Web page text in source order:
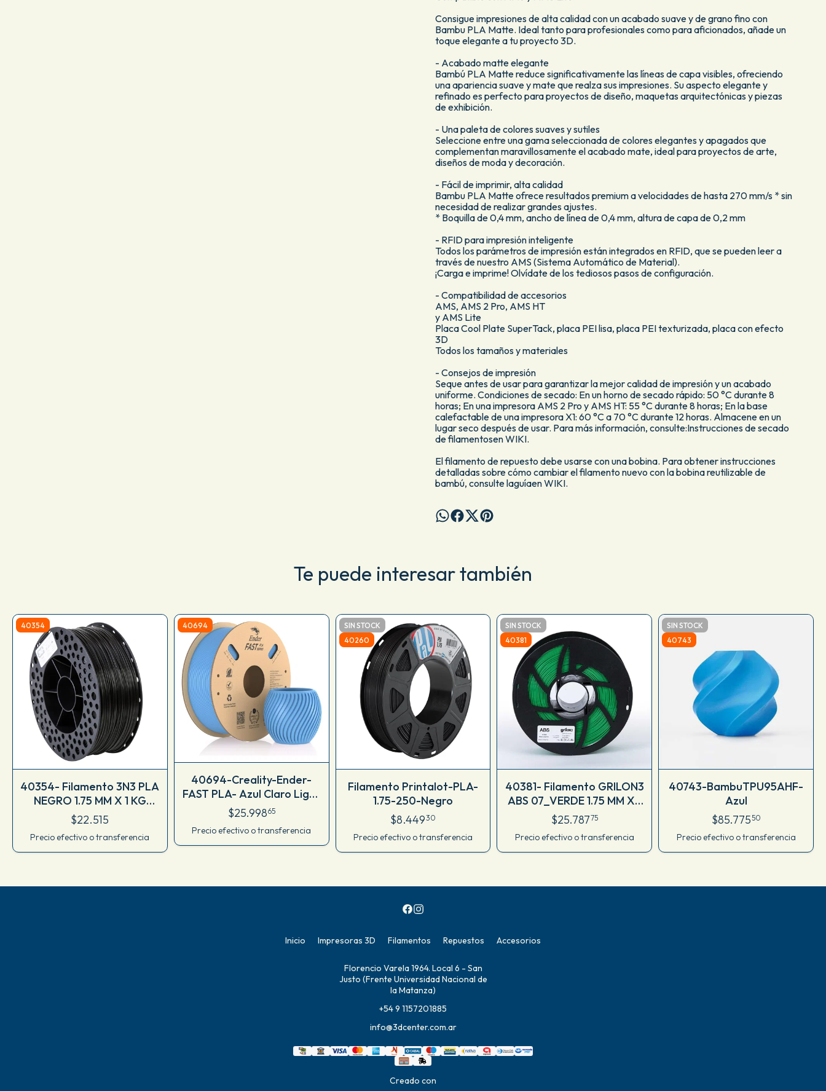
Consigue impresiones de alta calidad con un acabado suave y de grano fino con
Bambu PLA Matte. Ideal tanto para profesionales como para aficionados, añade un
toque elegante a tu proyecto 3D.
- Acabado matte elegante
Bambú PLA Matte reduce significativamente las líneas de capa visibles, ofreciendo
una apariencia suave y mate que realza sus impresiones. Su aspecto elegante y
refinado es perfecto para proyectos de diseño, maquetas arquitectónicas y piezas
de exhibición.
- Una paleta de colores suaves y sutiles
Seleccione entre una gama seleccionada de colores elegantes y apagados que
complementan maravillosamente el acabado mate, ideal para proyectos de arte,
diseños de moda y decoración.
- Fácil de imprimir, alta calidad
Bambu PLA Matte ofrece resultados premium a velocidades de hasta 270 mm/s * sin
necesidad de realizar grandes ajustes.
* Boquilla de 0,4 mm, ancho de línea de 0,4 mm, altura de capa de 0,2 mm
- RFID para impresión inteligente
Todos los parámetros de impresión están integrados en RFID, que se pueden leer a
través de nuestro AMS (Sistema Automático de Material).
¡Carga e imprime! Olvídate de los tediosos pasos de configuración.
- Compatibilidad de accesorios
AMS, AMS 2 Pro, AMS HT
y AMS Lite
Placa Cool Plate SuperTack, placa PEI lisa, placa PEI texturizada, placa con efecto
3D
Todos los tamaños y materiales
- Consejos de impresión
Seque antes de usar para garantizar la mejor calidad de impresión y un acabado
uniforme. Condiciones de secado: En un horno de secado rápido: 50 °C durante 8
horas; En una impresora AMS 2 Pro y AMS HT: 55 °C durante 8 horas; En la base
calefactable de una impresora X1: 60 °C a 70 °C durante 12 horas. Almacene en un
lugar seco después de usar. Para más información, consulte:Instrucciones de secado
de filamentosen WIKI.
El filamento de repuesto debe usarse con una bobina. Para obtener instrucciones
detalladas sobre cómo cambiar el filamento nuevo con la bobina reutilizable de
bambú, consulte laguíaen WIKI.
Te puede interesar también
40354
40354- Filamento 3N3 PLA
NEGRO 1.75 MM X 1 KG
M80ING175CJ
$22.515
Precio efectivo o transferencia
40694
40694-Creality-Ender-
FAST PLA- Azul Claro Light
Blue-3301010431
$25.99865
Precio efectivo o transferencia
SIN STOCK
40260
Filamento Printalot-PLA-
1.75-250-Negro
$8.44930
Precio efectivo o transferencia
SIN STOCK
40381
40381- Filamento GRILON3
ABS 07_VERDE 1.75 MM X 1
KG M09IVR175CJ
$25.78775
Precio efectivo o transferencia
SIN STOCK
40743
40743-BambuTPU95AHF-
Azul
$85.77550
Precio efectivo o transferencia
Inicio Impresoras 3D Filamentos Repuestos Accesorios
Florencio Varela 1964. Local 6 - San
Justo (Frente Universidad Nacional de
la Matanza)
+54 9 1157201885
info@3dcenter.com.ar
Creado con